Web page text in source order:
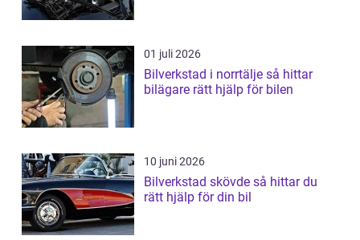
01 juli 2026
Bilverkstad i norrtälje så hittar
bilägare rätt hjälp för bilen
10 juni 2026
Bilverkstad skövde så hittar du
rätt hjälp för din bil